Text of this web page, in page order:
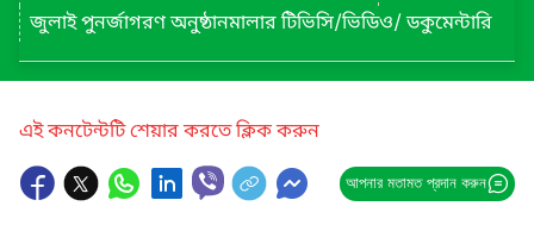
জুলাই পুনর্জাগরণ অনুষ্ঠানমালার টিভিসি/ভিডিও/ ডকুমেন্টারি
এই কনটেন্টটি শেয়ার করতে ক্লিক করুন
আপনার মতামত প্রদান করুন